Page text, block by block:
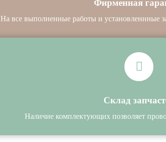
Фирменная
На все выполненные работы и установленнные
Склад
Наличие комплектующих позволяет